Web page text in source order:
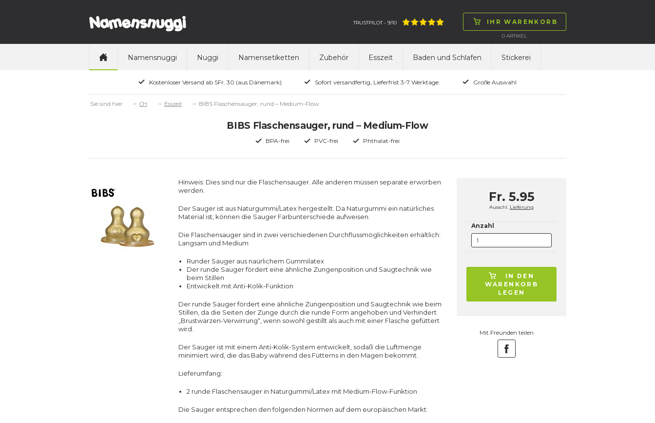
IHR WARENKORB
0ARTIKEL
TRUSTPILOT - 9/10
Namensnuggi Nuggi Namensetiketten Zubehör Esszeit Baden und Schlafen Stickerei
Kostenloser Versand ab SFr. 30 (aus Dänemark) Sofort versandfertig, Lieferfrist 3-7 Werktage. Große Auswahl
Sie sind hier CH Esszeit BIBS Flaschensauger, rund – Medium-Flow
BIBS Flaschensauger, rund – Medium-Flow
BPA-frei PVC-frei Phthalat-frei
Hinweis: Dies sind nur die Flaschensauger. Alle anderen müssen separate erworben
werden.
Der Sauger ist aus Naturgummi/Latex hergestellt. Da Naturgummi ein natürliches
Material ist, können die Sauger Farbunterschiede aufweisen.
Die Flaschensauger sind in zwei verschiedenen Durchflussmöglichkeiten erhältlich:
Langsam und Medium
Runder Sauger aus naürlichem Gummilatex
Der runde Sauger fördert eine ähnliche Zungenposition und Saugtechnik wie
beim Stillen
Entwickelt mit Anti-Kolik-Funktion
Der runde Sauger fördert eine ähnliche Zungenposition und Saugtechnik wie beim
Stillen, da die Seiten der Zunge durch die runde Form angehoben und Verhindert
„Brustwarzen-Verwirrung“, wenn sowohl gestillt als auch mit einer Flasche gefüttert
wird.
Der Sauger ist mit einem Anti-Kolik-System entwickelt, sodaß die Luftmenge
minimiert wird, die das Baby während des Fütterns in den Magen bekommt.
Lieferumfang:
2 runde Flaschensauger in Naturgummi/Latex mit Medium-Flow-Funktion
Die Sauger entsprechen den folgenden Normen auf dem europäischen Markt:
Fr. 5.95
Ausschl. Lieferung
Anzahl
IN DEN
WARENKORB
LEGEN
Mit Freunden teilen